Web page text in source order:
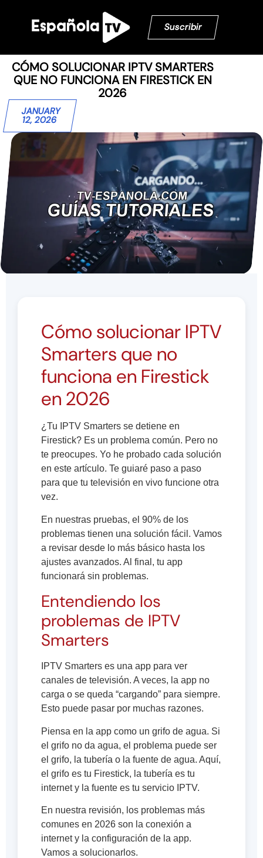
Suscribir
CÓMO SOLUCIONAR IPTV SMARTERS
QUE NO FUNCIONA EN FIRESTICK EN
2026
JANUARY
12, 2026
Cómo solucionar IPTV
Smarters que no
funciona en Firestick
en 2026
¿Tu IPTV Smarters se detiene en
Firestick? Es un problema común. Pero no
te preocupes. Yo he probado cada solución
en este artículo. Te guiaré paso a paso
para que tu televisión en vivo funcione otra
vez.
En nuestras pruebas, el 90% de los
problemas tienen una solución fácil. Vamos
a revisar desde lo más básico hasta los
ajustes avanzados. Al final, tu app
funcionará sin problemas.
Entendiendo los
problemas de IPTV
Smarters
IPTV Smarters es una app para ver
canales de televisión. A veces, la app no
carga o se queda “cargando” para siempre.
Esto puede pasar por muchas razones.
Piensa en la app como un grifo de agua. Si
el grifo no da agua, el problema puede ser
el grifo, la tubería o la fuente de agua. Aquí,
el grifo es tu Firestick, la tubería es tu
internet y la fuente es tu servicio IPTV.
En nuestra revisión, los problemas más
comunes en 2026 son la conexión a
internet y la configuración de la app.
Vamos a solucionarlos.